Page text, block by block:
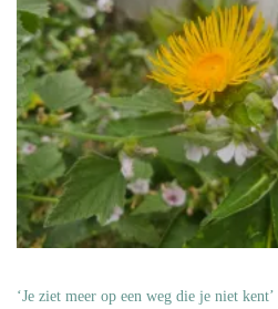
‘Je ziet meer op een weg die je niet kent’